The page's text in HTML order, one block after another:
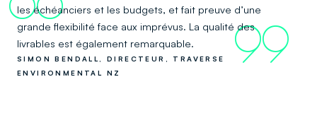
les échéanciers et les budgets, et fait preuve d’une
grande flexibilité face aux imprévus. La qualité des
livrables est également remarquable.
99
SIMON BENDALL, DIRECTEUR, TRAVERSE
ENVIRONMENTAL NZ